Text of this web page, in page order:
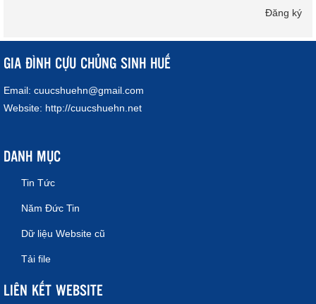
Đăng ký
GIA ĐÌNH CỰU CHỦNG SINH HUẾ
Email: cuucshuehn@gmail.com
Website: http://cuucshuehn.net
DANH MỤC
Tin Tức
Năm Đức Tin
Dữ liệu Website cũ
Tải file
LIÊN KẾT WEBSITE